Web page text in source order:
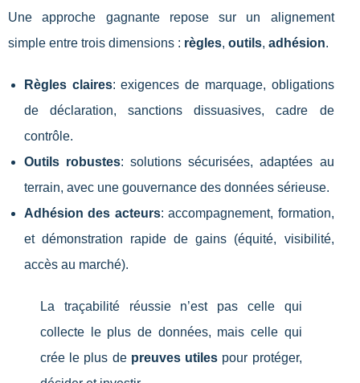
Une approche gagnante repose sur un alignement
simple entre trois dimensions : règles, outils, adhésion.
Règles claires: exigences de marquage, obligations
de déclaration, sanctions dissuasives, cadre de
contrôle.
Outils robustes: solutions sécurisées, adaptées au
terrain, avec une gouvernance des données sérieuse.
Adhésion des acteurs: accompagnement, formation,
et démonstration rapide de gains (équité, visibilité,
accès au marché).
La traçabilité réussie n’est pas celle qui
collecte le plus de données, mais celle qui
crée le plus de preuves utiles pour protéger,